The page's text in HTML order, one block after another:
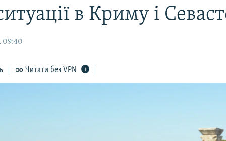
в Криму і
09:40
Читати без VPN